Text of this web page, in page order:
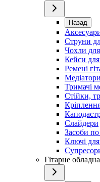
Назад
Струни
Чохли для
Кейси для
Ремені
Медіатори
Тримачі
Стійки,
Слайдери
Засоби по
Ключі
Гітарне